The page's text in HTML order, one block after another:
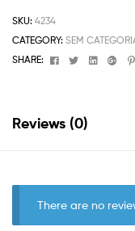
SKU: 4234
CATEGORY: SEM
SHARE:
FacebookTwitterLinkedin
Reviews (0)
There are no